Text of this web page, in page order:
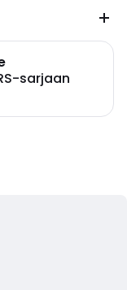
sarjaan